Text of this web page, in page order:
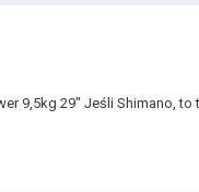
9,5kg 29" Jeśli Shimano,